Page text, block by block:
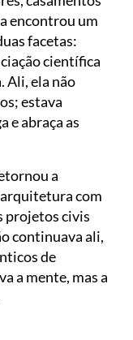
encontrou um
facetas:
científica
Ali, ela não
estava
e abraça as
a
com
projetos civis
continuava ali,
de
a mente, mas a